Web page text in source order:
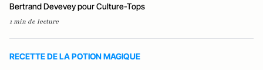
Bertrand Devevey pour Culture-Tops
1 min de lecture
RECETTE DE LA POTION MAGIQUE